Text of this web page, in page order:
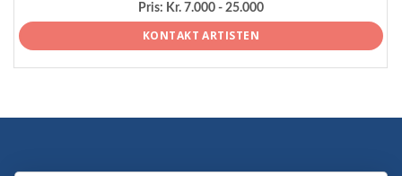
Pris: Kr. 7.000 - 25.000
KONTAKT ARTISTEN